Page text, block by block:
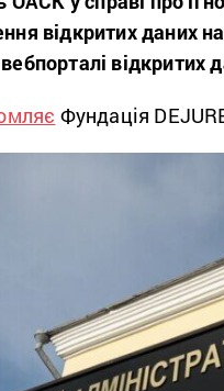
відкритих даних
відкритих
Фундація